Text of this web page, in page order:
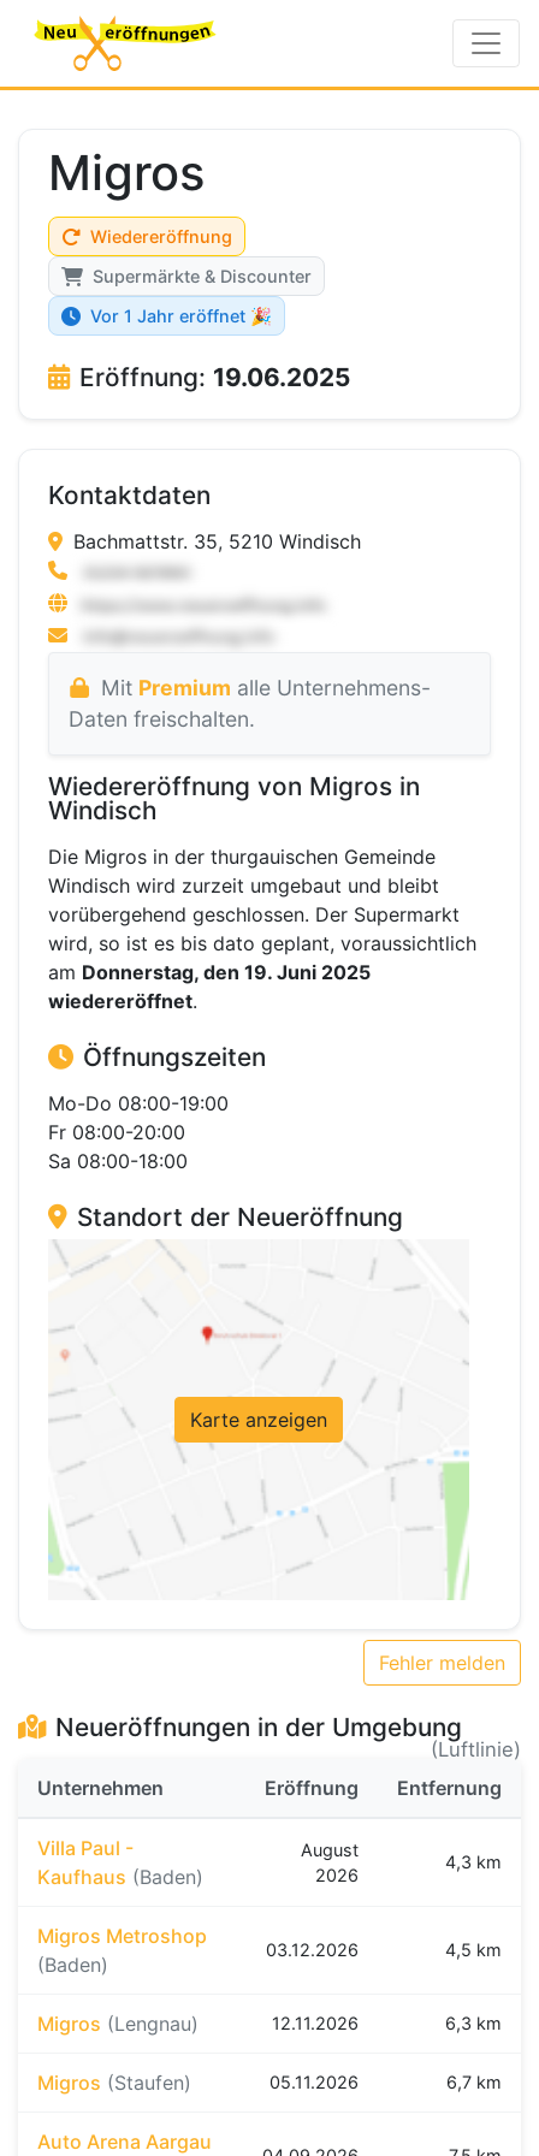
Migros
Wiedereröffnung
Supermärkte & Discounter
Vor 1 Jahr eröffnet 🎉
Eröffnung: 19.06.2025
Kontaktdaten
Bachmattstr. 35, 5210 Windisch
Mit Premium alle Unternehmens-
Daten freischalten.
Wiedereröffnung von Migros in
Windisch
Die Migros in der thurgauischen Gemeinde
Windisch wird zurzeit umgebaut und bleibt
vorübergehend geschlossen. Der Supermarkt
wird, so ist es bis dato geplant, voraussichtlich
am Donnerstag, den 19. Juni 2025
wiedereröffnet.
Öffnungszeiten
Mo-Do 08:00-19:00
Fr 08:00-20:00
Sa 08:00-18:00
Standort der Neueröffnung
Karte anzeigen
Fehler melden
Neueröffnungen in der Umgebung
(Luftlinie)
Unternehmen
Eröffnung Entfernung
Villa Paul -
Kaufhaus (Baden)
August
2026
4,3 km
Migros Metroshop
(Baden)
03.12.2026 4,5 km
Migros (Lengnau) 12.11.2026 6,3 km
Migros (Staufen) 05.11.2026 6,7 km
Auto Arena Aargau